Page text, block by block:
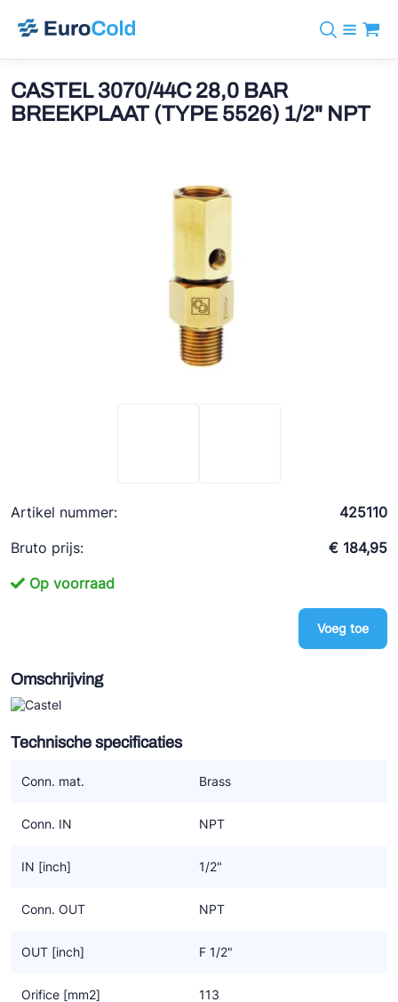
info@eurocold.nl
Merken
BOCK
Koudemiddelen
Diensten
CASTEL 3070/44C 28,0 BAR
BREEKPLAAT (TYPE 5526) 1/2" NPT
Artikel nummer:
425110
Bruto prijs:
€ 184,95
Op voorraad
Voeg toe
Omschrijving
Technische specificaties
Conn. mat. Brass
Conn. IN NPT
IN [inch] 1/2"
Conn. OUT NPT
OUT [inch] F 1/2"
Orifice [mm2] 113